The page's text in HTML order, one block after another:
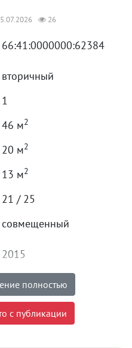
26
66:41:0000000:62384
вторичный
1
46 м2
20 м2
13 м2
21 / 25
совмещенный
2015
хорошее
5 700 000
полностью
с публикации